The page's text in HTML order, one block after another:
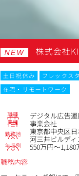
ィング（オリエン）、
■アピールメッセージ
担当ではありません。
市場や消費者インサイト
ュニケーション戦略、
策までを横断的に設計し
走するポジションです。
しながら成果創出まで
また、2030年売上1,000
で、新たなソリューシ
ことができます。
「広告」ではなく「事
「施策」ではなく「戦略
そんな方に挑戦いただき
NEW 株式会社
土日祝休み
フレックス
在宅・リモートワーク
職種 デジタル広告運
業種 事業会社
勤務地
東京都中央区
河三井ビルディ
年収例
550万円～1,180
職務内容